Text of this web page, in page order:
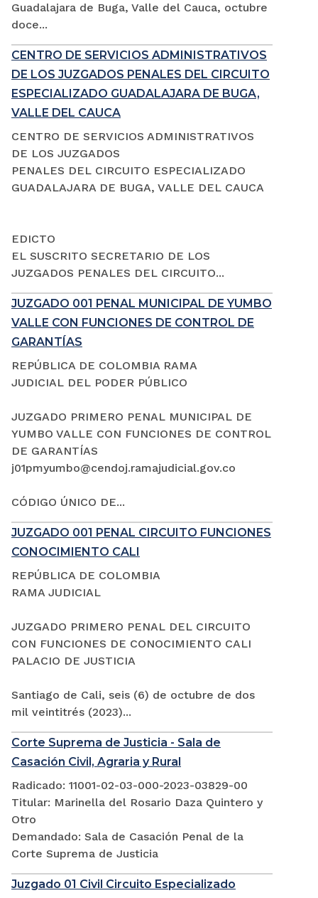
Guadalajara de Buga, Valle del Cauca, octubre
doce...
CENTRO DE SERVICIOS ADMINISTRATIVOS
DE LOS JUZGADOS PENALES DEL CIRCUITO
ESPECIALIZADO GUADALAJARA DE BUGA,
VALLE DEL CAUCA
CENTRO DE SERVICIOS ADMINISTRATIVOS
DE LOS JUZGADOS
PENALES DEL CIRCUITO ESPECIALIZADO
GUADALAJARA DE BUGA, VALLE DEL CAUCA
EDICTO
EL SUSCRITO SECRETARIO DE LOS
JUZGADOS PENALES DEL CIRCUITO...
JUZGADO 001 PENAL MUNICIPAL DE YUMBO
VALLE CON FUNCIONES DE CONTROL DE
GARANTÍAS
REPÚBLICA DE COLOMBIA RAMA
JUDICIAL DEL PODER PÚBLICO
JUZGADO PRIMERO PENAL MUNICIPAL DE
YUMBO VALLE CON FUNCIONES DE CONTROL
DE GARANTÍAS
j01pmyumbo@cendoj.ramajudicial.gov.co
CÓDIGO ÚNICO DE...
JUZGADO 001 PENAL CIRCUITO FUNCIONES
CONOCIMIENTO CALI
REPÚBLICA DE COLOMBIA
RAMA JUDICIAL
JUZGADO PRIMERO PENAL DEL CIRCUITO
CON FUNCIONES DE CONOCIMIENTO CALI
PALACIO DE JUSTICIA
Santiago de Cali, seis (6) de octubre de dos
mil veintitrés (2023)...
Corte Suprema de Justicia - Sala de
Casación Civil, Agraria y Rural
Radicado: 11001-02-03-000-2023-03829-00
Titular: Marinella del Rosario Daza Quintero y
Otro
Demandado: Sala de Casación Penal de la
Corte Suprema de Justicia
Juzgado 01 Civil Circuito Especializado